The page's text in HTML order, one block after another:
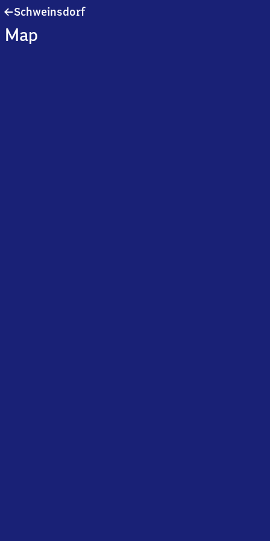
SchweinsdorfSchweinsdorf
Map